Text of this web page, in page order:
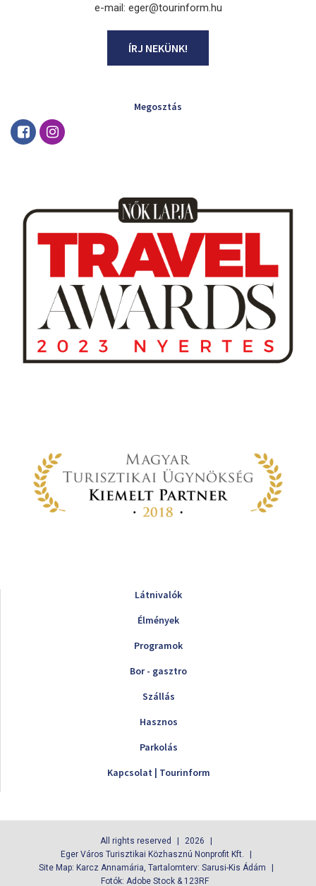
e-mail: eger@tourinform.hu
ÍRJ NEKÜNK!
Megosztás
Látnivalók
Élmények
Programok
Bor - gasztro
Szállás
Hasznos
Parkolás
Kapcsolat | Tourinform
All rights reserved
2026
Eger Város Turisztikai Közhasznú Nonprofit Kft.
Site Map: Karcz Annamária, Tartalomterv: Sarusi-Kis Ádám
Fotók: Adobe Stock & 123RF